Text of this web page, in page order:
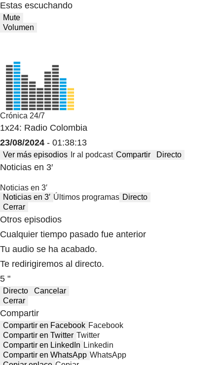
Estas escuchando
Mute
Volumen
Crónica 24/7
1x24: Radio Colombia
23/08/2024 - 01:38:13
Ver más episodios Ir al podcast Compartir Directo
Noticias en 3′
Noticias en 3′
Noticias en 3′ Últimos programas Directo
Cerrar
Otros episodios
Cualquier tiempo pasado fue anterior
Tu audio se ha acabado.
Te redirigiremos al directo.
5 "
Directo
Cancelar
Cerrar
Compartir
Compartir en Facebook Facebook
Compartir en Twitter Twitter
Compartir en LinkedIn Linkedin
Compartir en WhatsApp WhatsApp